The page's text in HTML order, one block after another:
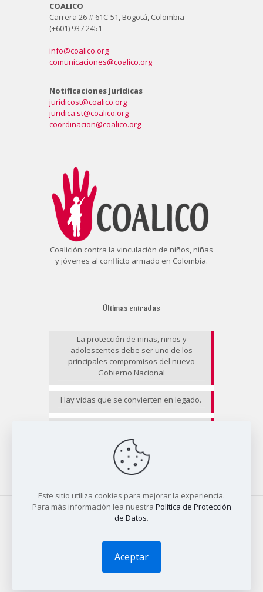
COALICO
Carrera 26 # 61C-51, Bogotá, Colombia
(+601) 937 2451
info@coalico.org
comunicaciones@coalico.org
Notificaciones Jurídicas
juridicost@coalico.org
juridica.st@coalico.org
coordinacion@coalico.org
Coalición contra la vinculación de niños, niñas
y jóvenes al conflicto armado en Colombia.
Últimas entradas
La protección de niñas, niños y
adolescentes debe ser uno de los
principales compromisos del nuevo
Gobierno Nacional
Hay vidas que se convierten en legado.
© 2025 COALICO | Diseño
Este sitio utiliza cookies para mejorar la experiencia.
Para más información lea nuestra Política de Protección
de Datos.
Aceptar